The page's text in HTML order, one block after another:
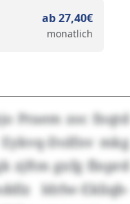
ab 27,40€
monatlich
Praem zoc fnqtd
Dolfnv mkg
zjftm gxfg flnprd
Idrlw-Ekliqb-